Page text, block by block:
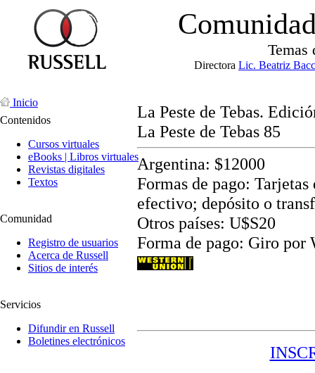
Temas
Directora Lic. Beatriz
Inicio
Contenidos
Cursos virtuales
eBooks | Libros virtuales
Revistas digitales
Textos
Comunidad
Registro de usuarios
Acerca de Russell
Sitios de interés
Servicios
Difundir en Russell
Boletines electrónicos
La Peste de Tebas.
La Peste de Tebas 85
Argentina: $12000
Formas de pago:
efectivo; depósito o
Otros países: U$S20
Forma de pago: Giro por